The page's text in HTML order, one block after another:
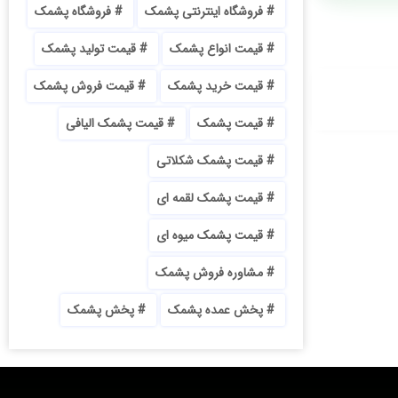
فروشگاه اینترنتی پشمک
فروشگاه پشمک
قیمت انواع پشمک
قیمت تولید پشمک
قیمت خرید پشمک
قیمت فروش پشمک
قیمت پشمک
قیمت پشمک الیافی
قیمت پشمک شکلاتی
قیمت پشمک لقمه ای
قیمت پشمک میوه ای
مشاوره فروش پشمک
پخش عمده پشمک
پخش پشمک